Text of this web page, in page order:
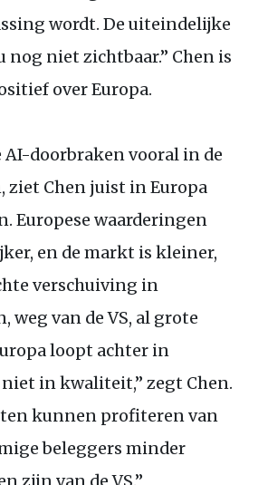
wordt. De uiteindelijke
niet zichtbaar.” Chen is
over Europa.
AI-doorbraken vooral in de
ziet Chen juist in Europa
Europese waarderingen
en de markt is kleiner,
verschuiving in
weg van deVS, al grote
loopt achter in
in kwaliteit,” zegt Chen.
kunnen profiteren van
beleggers minder
zijn van deVS.”